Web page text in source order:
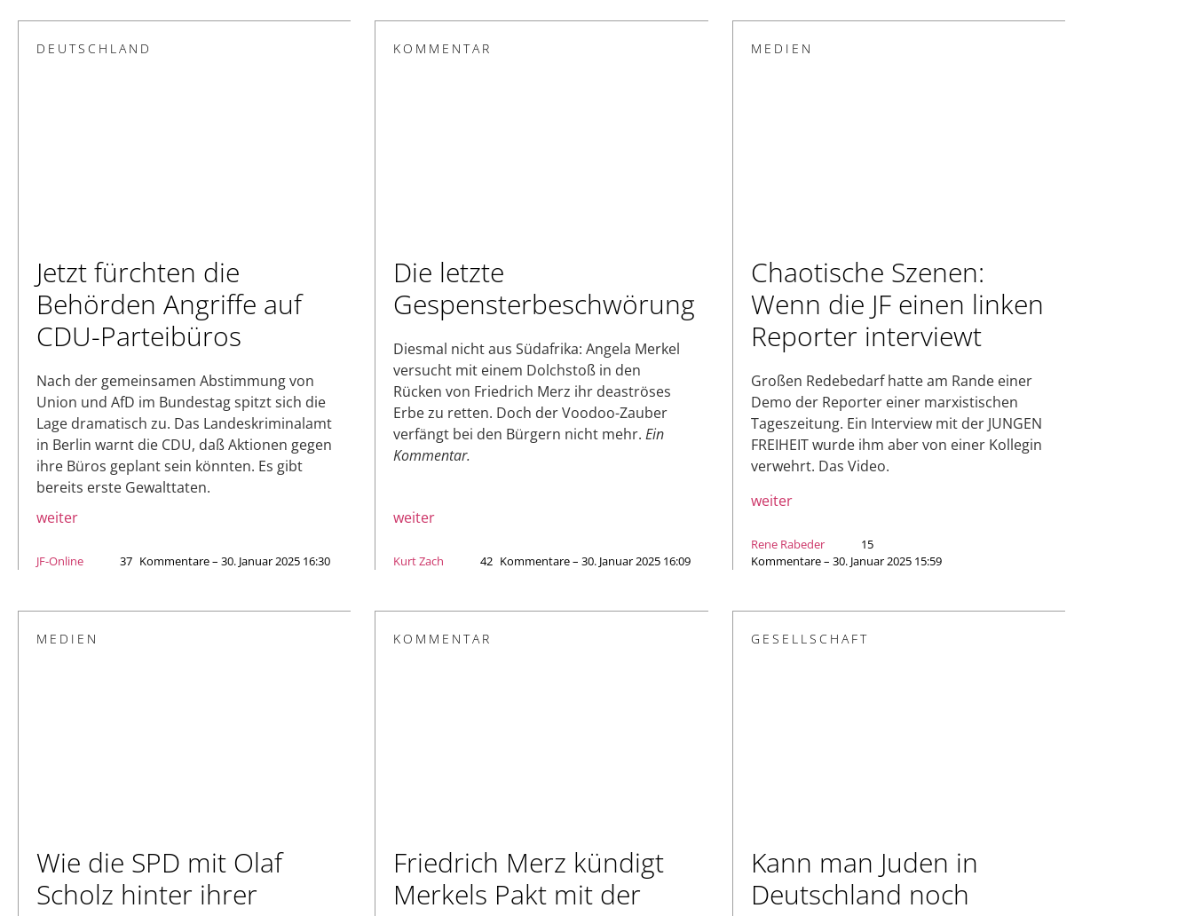
DEUTSCHLAND
Jetzt fürchten die
Behörden Angriffe auf
CDU-Parteibüros
Nach der gemeinsamen Abstimmung von
Union und AfD im Bundestag spitzt sich die
Lage dramatisch zu. Das Landeskriminalamt
in Berlin warnt die CDU, daß Aktionen gegen
ihre Büros geplant sein könnten. Es gibt
bereits erste Gewalttaten.
weiter
JF-Online 37 Kommentare – 30. Januar 2025 16:30
KOMMENTAR
Die letzte
Gespensterbeschwörung
Diesmal nicht aus Südafrika: Angela Merkel
versucht mit einem Dolchstoß in den
Rücken von Friedrich Merz ihr deaströses
Erbe zu retten. Doch der Voodoo-Zauber
verfängt bei den Bürgern nicht mehr.Ein
Kommentar.
weiter
Kurt Zach 42 Kommentare – 30. Januar 2025 16:09
MEDIEN
Chaotische Szenen:
Wenn die JF einen linken
Reporter interviewt
Großen Redebedarf hatte am Rande einer
Demo der Reporter einer marxistischen
Tageszeitung. Ein Interview mit der JUNGEN
FREIHEIT wurde ihm aber von einer Kollegin
verwehrt. Das Video.
weiter
Rene Rabeder
15
Kommentare – 30. Januar 2025 15:59
MEDIEN
Wie die SPD mit Olaf
Scholz hinter ihrer
KOMMENTAR
Friedrich Merz kündigt
Merkels Pakt mit der
GESELLSCHAFT
Kann man Juden in
Deutschland noch